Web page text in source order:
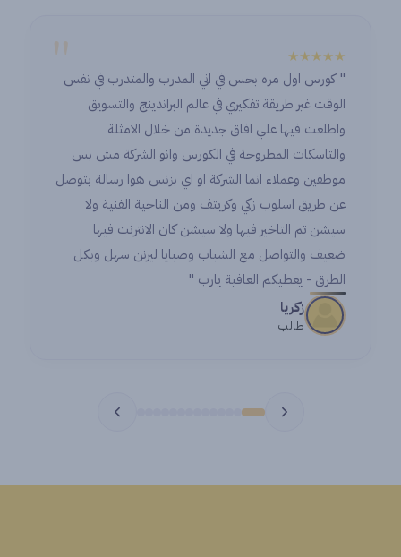
"
★★★★★
" كورس اول مره بحس في اني المدرب والمتدرب في نفس
الوقت غير طريقة تفكيري في عالم البراندينج والتسويق
واطلعت فيها علي افاق جديدة من خلال الامثلة
والتاسكات المطروحة في الكورس وانو الشركة مش بس
موظفين وعملاء انما الشركة او اي بزنس هوا رسالة بتوصل
عن طريق اسلوب زكي وكريتف ومن الناحية الفنية ولا
سيشن تم التاخير فيها ولا سيشن كان الانترنت فيها
ضعيف والتواصل مع الشباب وصبايا ليرنن سهل وبكل
الطرق - يعطيكم العافية يارب "
زكريا
طالب